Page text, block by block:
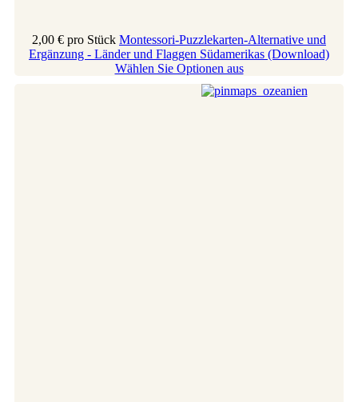
2,00 € pro Stück Montessori-Puzzlekarten-Alternative und
Ergänzung - Länder und Flaggen Südamerikas (Download)
Wählen Sie Optionen aus